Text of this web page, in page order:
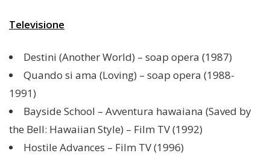
Televisione
Destini (Another World) – soap opera (1987)
Quando si ama (Loving) – soap opera (1988-
1991)
Bayside School – Avventura hawaiana (Saved by
the Bell: Hawaiian Style) – Film TV (1992)
Hostile Advances – Film TV (1996)